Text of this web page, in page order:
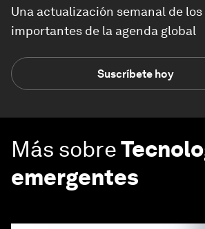
Una actualización semanal de
importantes de la agenda global
Suscríbete hoy
Más sobre
emergentes